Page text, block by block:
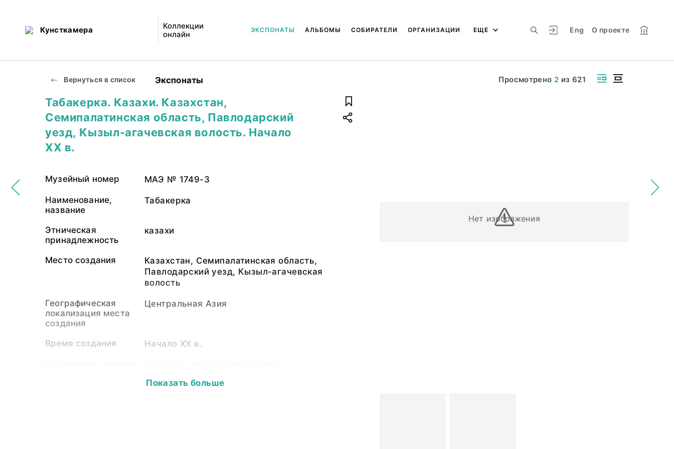
Кунсткамера
Коллекции
онлайн
Eng О проекте
ЭКСПОНАТЫ АЛЬБОМЫ СОБИРАТЕЛИ ОРГАНИЗАЦИИ ЕЩЕ
Вернуться в список Экспонаты Просмотрено 2 из 621
Нет изображения
Табакерка. Казахи. Казахстан,
Семипалатинская область, Павлодарский
уезд, Кызыл-агачевская волость. Начало
XX в.
Музейный номер МАЭ № 1749-3
Наименование,
название
Табакерка
Этническая
принадлежность
казахи
Место создания
Казахстан, Семипалатинская область,
Павлодарский уезд, Кызыл-агачевская
волость
Географическая
локализация места
создания
Центральная Азия
Время создания Начало XX в.
Показать больше